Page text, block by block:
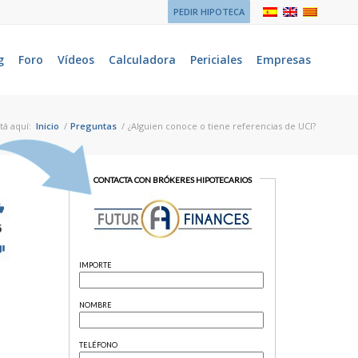
PEDIR HIPOTECA
Foro Vídeos Calculadora Periciales Empresas
aquí: Inicio / Preguntas / ¿Alguien conoce o tiene referencias de UCI?